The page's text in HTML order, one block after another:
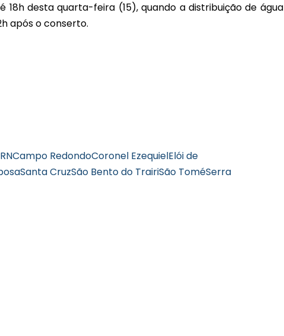
desta quarta-feira (15), quando a distribuição de água
após o conserto.
Campo RedondoCoronel EzequielElói de
Santa CruzSão Bento do TrairiSão ToméSerra